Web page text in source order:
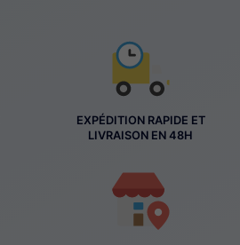
EXPÉDITION RAPIDE ET
LIVRAISON EN 48H